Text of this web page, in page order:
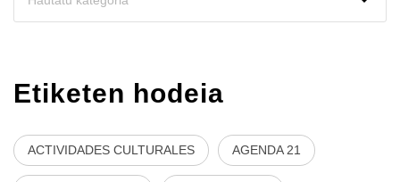
Etiketen hodeia
ACTIVIDADES CULTURALES AGENDA 21